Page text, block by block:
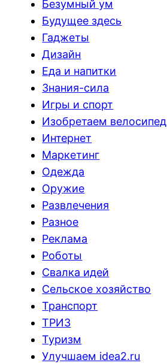
Безумный ум
Будущее здесь
Гаджеты
Дизайн
Еда и напитки
Знания-сила
Игры и спорт
Изобретаем велосипед
Интернет
Маркетинг
Одежда
Оружие
Развлечения
Разное
Реклама
Роботы
Свалка идей
Сельское хозяйство
Транспорт
ТРИЗ
Туризм
Улучшаем idea2.ru